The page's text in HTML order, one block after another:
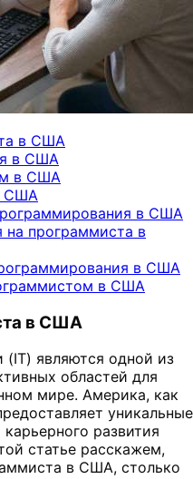
в США
в США
в США
США
в США
на программиста в
в США
в США
в США
являются одной из
областей для
мире. Америка, как
уникальные
развития
статье расскажем,
в США, столько